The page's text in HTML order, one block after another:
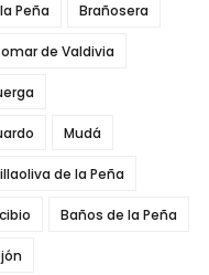
Peña Brañosera
de Valdivia
Mudá
de la Peña
Baños de la Peña